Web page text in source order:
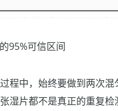
95%可信区间
程中，始终要做到两次
湿片都不是真正的重复